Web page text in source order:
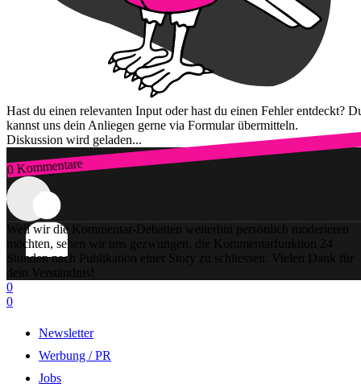
Hast du einen relevanten Input oder hast du einen Fehler entdeckt?
kannst uns dein Anliegen gerne via Formular übermitteln.
Diskussion wird geladen...
0 Kommentare
Zum Login
Weil wir die Kommentar-Debatten weiterhin persönlich moderieren
möchten, sehen wir uns gezwungen, die Kommentarfunktion 24
Stunden nach Publikation einer Story zu schliessen. Vielen Dank für
dein Verständnis!
0
0
Newsletter
Werbung / PR
Jobs